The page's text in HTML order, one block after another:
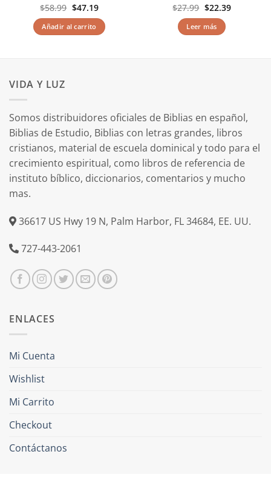
$58.99 El
precio
original
era:
$58.99.
$47.19El
actual
es:
$47.19.
Añadir al carrito
$27.99 El
precio
original
era:
$27.99.
$22.39El
Leer más
VIDA Y LUZ
Somos distribuidores oficiales de Biblias en español,
Biblias de Estudio, Biblias con letras grandes, libros
cristianos, material de escuela dominical y todo para el
crecimiento espiritual, como libros de referencia de
instituto bíblico, diccionarios, comentarios y mucho
mas.
36617 US Hwy 19 N, Palm Harbor, FL 34684, EE. UU.
727-443-2061
ENLACES
Mi Cuenta
Wishlist
Mi Carrito
Checkout
Contáctanos